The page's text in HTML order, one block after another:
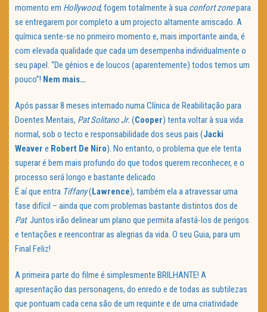
momento em Hollywood, fogem totalmente à sua confort zonepara
se entregarem por completo a um projecto altamente arriscado. A
química sente-se no primeiro momento e, mais importante ainda, é
com elevada qualidade que cada um desempenha individualmente o
seu papel. “De génios e de loucos (aparentemente) todos temos um
pouco”! Nem mais…
Após passar 8 meses internado numa Clínica de Reabilitação para
Doentes Mentais, Pat Solitano Jr. (Cooper) tenta voltar à sua vida
normal, sob o tecto e responsabilidade dos seus pais (Jacki
Weaver e Robert De Niro). No entanto, o problema que ele tenta
superar é bem mais profundo do que todos querem reconhecer, e o
processo será longo e bastante delicado.
É aí que entra Tiffany(Lawrence), também ela a atravessar uma
fase difícil – ainda que com problemas bastante distintos dos de
Pat. Juntos irão delinear um plano que permita afastá-los de perigos
e tentações e reencontrar as alegrias da vida. O seu Guia, para um
Final Feliz!
A primeira parte do filme é simplesmente BRILHANTE! A
apresentação das personagens, do enredo e de todas as subtilezas
que pontuam cada cena são de um requinte e de uma criatividade